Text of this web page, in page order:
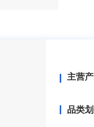
主营
品类